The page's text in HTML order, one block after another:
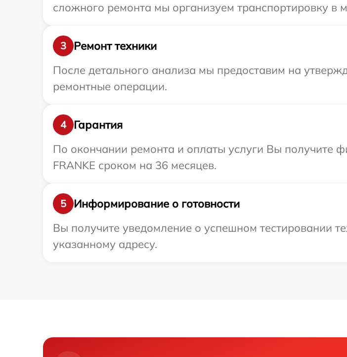
сложного ремонта мы организуем транспортировку в
3
Ремонт техники
После детального анализа мы предоставим на
ремонтные операции.
4
Гарантия
По окончании ремонта и оплаты услуги Вы получите
FRANKE сроком на 36 месяцев.
5
Информирование о готовности
Вы получите уведомление о успешном тестировании
указанному адресу.